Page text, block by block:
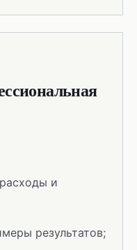
и
результатов;